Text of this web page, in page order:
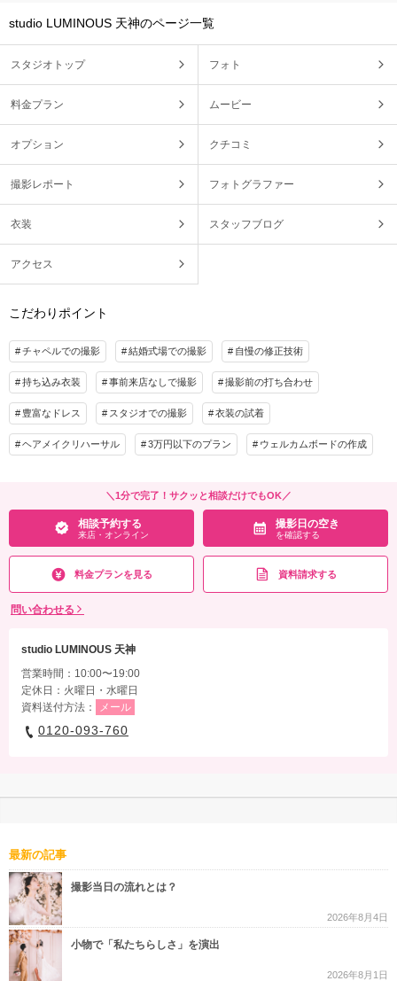
studio LUMINOUS 天神のページ一覧
スタジオトップ フォト
料金プラン ムービー
オプション クチコミ
撮影レポート フォトグラファー
衣装 スタッフブログ
アクセス
こだわりポイント
チャペルでの撮影 結婚式場での撮影 自慢の修正技術
持ち込み衣装 事前来店なしで撮影 撮影前の打ち合わせ
豊富なドレス スタジオでの撮影 衣装の試着
ヘアメイクリハーサル 3万円以下のプラン ウェルカムボードの作成
＼1分で完了！サクッと相談だけでもOK／
相談予約する
来店・オンライン
撮影日の空き
を確認する
料金プランを見る 資料請求する
問い合わせる
studio LUMINOUS 天神
営業時間：10:00〜19:00
定休日：火曜日・水曜日
資料送付方法：
メール
0120-093-760
最新の記事
撮影当日の流れとは？
2026年8月4日
小物で「私たちらしさ」を演出
2026年8月1日